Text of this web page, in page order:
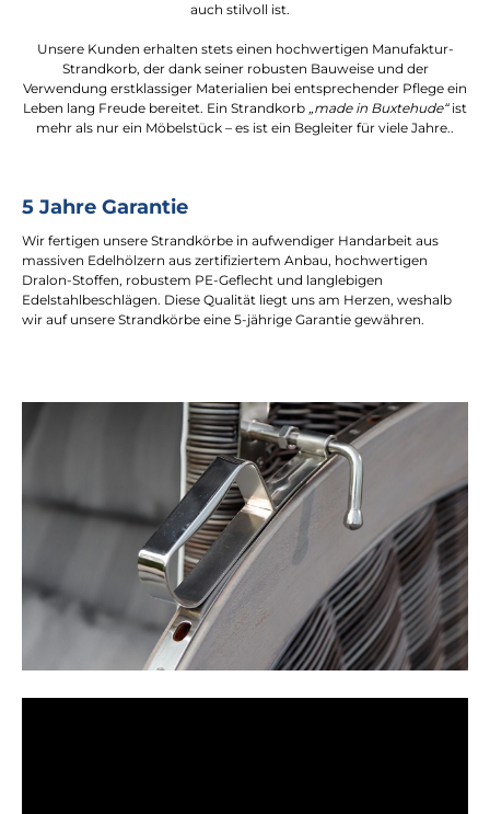
auch stilvoll ist.
Unsere Kunden erhalten stets einen hochwertigen Manufaktur-
Strandkorb, der dank seiner robusten Bauweise und der
Verwendung erstklassiger Materialien bei entsprechender Pflege ein
Leben lang Freude bereitet. Ein Strandkorb „made in Buxtehude“ist
mehr als nur ein Möbelstück – es ist ein Begleiter für viele Jahre..
5 Jahre Garantie
Wir fertigen unsere Strandkörbe in aufwendiger Handarbeit aus
massiven Edelhölzern aus zertifiziertem Anbau, hochwertigen
Dralon-Stoffen, robustem PE-Geflecht und langlebigen
Edelstahlbeschlägen. Diese Qualität liegt uns am Herzen, weshalb
wir auf unsere Strandkörbe eine 5-jährige Garantie gewähren.